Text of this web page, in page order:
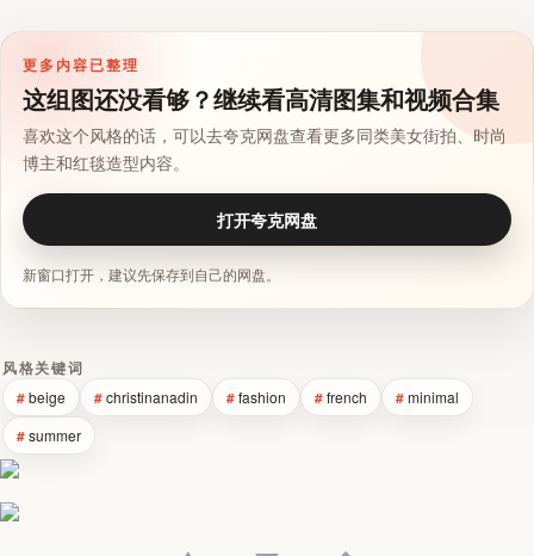
更多内容已整理
这组图还没看够？继续看高清图集和视频合集
喜欢这个风格的话，可以去夸克网盘查看更多同类美女街拍、时尚
博主和红毯造型内容。
打开夸克网盘
新窗口打开，建议先保存到自己的网盘。
风格关键词
beige christinanadin fashion french
minimal
summer